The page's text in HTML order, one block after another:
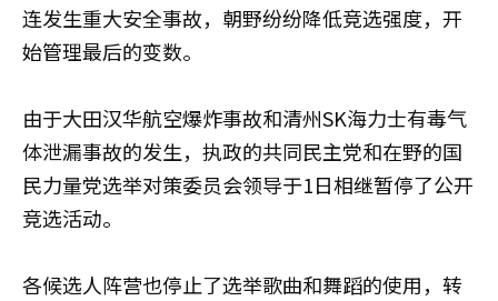
连发生重大安全事故，朝野纷纷降低竞选强度，开
始管理最后的变数。
由于大田汉华航空爆炸事故和清州SK海力士有毒气
体泄漏事故的发生，执政的共同民主党和在野的国
民力量党选举对策委员会领导于1日相继暂停了公开
竞选活动。
各候选人阵营也停止了选举歌曲和舞蹈的使用，转